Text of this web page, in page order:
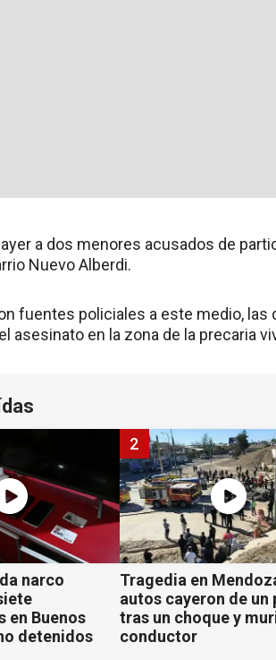
a dos menores acusados de
Nuevo Alberdi.
fuentes policiales a este medio,
asesinato en la zona de la precaria
narco
en Buenos
detenidos
Tragedia en
autos cayeron de un
tras un choque y
conductor
2